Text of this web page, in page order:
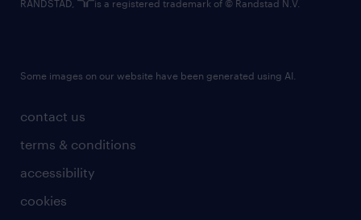
contact us
terms & conditions
accessibility
cookies
RANDSTAD, is a registered trademark of © Randstad N.V.
Some images on our website have been generated using AI.